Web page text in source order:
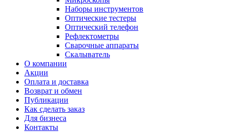
Наборы инструментов
Оптические тестеры
Оптический телефон
Рефлектометры
Сварочные аппараты
Скалыватель
О компании
Акции
Оплата и доставка
Возврат и обмен
Публикации
Как сделать заказ
Для бизнеса
Контакты